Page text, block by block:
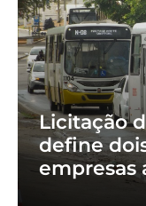
Licitação
define
empresas